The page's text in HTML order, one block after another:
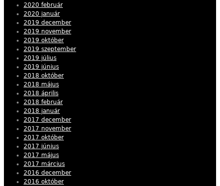
2020 február
2020 január
2019 december
2019 november
2019 október
2019 szeptember
2019 július
2019 június
2018 október
2018 május
2018 április
2018 február
2018 január
2017 december
2017 november
2017 október
2017 június
2017 május
2017 március
2016 december
2016 október